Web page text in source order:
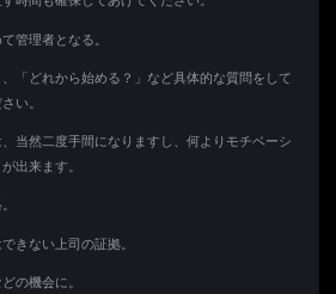
管理者となる。
「どれから始める？」など具体的な質問をして
い。
当然二度手間になりますし、何よりモチベーシ
出来ます。
きない上司の証拠。
の機会に。